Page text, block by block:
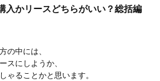
かリースどちらがいい？総括編
の中には、
スにしようか、
ゃることかと思います。